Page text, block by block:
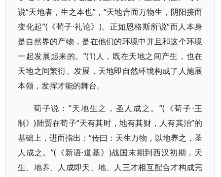
说“天地者，生之本也”，“天地合而万物生，阴阳接而
变化起”(《荀子·礼论》)。正如恩格斯所说“而人本身
是自然界的产物，是在他们的环境中并且和这个环境
一起发展起来的。”(1)人，既在天地之间产生，也在
天地之间繁衍、发展，天地即自然环境构成了人施展
本领，发挥才能的舞台。
荀子说：“天地生之，圣人成之。”(《荀子·王
制》)陆贾在荀子“天有其时，地有其财，人有其治”的
基础上，进而指出：“传曰：天生万物，以地养之，圣
人成之。”(《新语·道基》)战国末期到西汉初期，天
生、地养、人成即天、地、人三才相互配合才构成完